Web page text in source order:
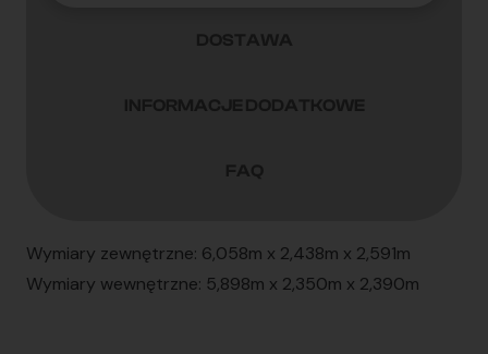
Wymiary zewnętrzne: 6,058m x 2,438m x 2,591m
Wymiary wewnętrzne: 5,898m x 2,350m x 2,390m